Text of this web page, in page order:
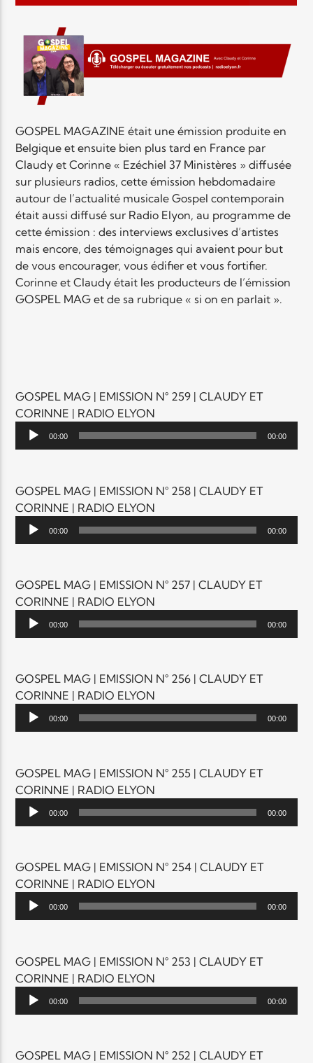
ARTISTE
Radio Elyon
Elyon Rhema
Elyon Hits
Elyon Kids
GOSPEL MAGAZINE était une émission produite en
Belgique et ensuite bien plus tard en France par
Claudy et Corinne « Ezéchiel 37 Ministères » diffusée
sur plusieurs radios, cette émission hebdomadaire
autour de l’actualité musicale Gospel contemporain
était aussi diffusé sur Radio Elyon, au programme de
cette émission : des interviews exclusives d’artistes
mais encore, des témoignages qui avaient pour but
de vous encourager, vous édifier et vous fortifier.
Corinne et Claudy était les producteurs de l’émission
GOSPEL MAG et de sa rubrique « si on en parlait ».
GOSPEL MAG | EMISSION N° 259 | CLAUDY ET
CORINNE | RADIO ELYON
Lecteur
audio
00:00 00:00
GOSPEL MAG | EMISSION N° 258 | CLAUDY ET
CORINNE | RADIO ELYON
Lecteur00:00 00:00
GOSPEL MAG | EMISSION N° 257 | CLAUDY ET
CORINNE | RADIO ELYON
Lecteur00:00 00:00
GOSPEL MAG | EMISSION N° 256 | CLAUDY ET
CORINNE | RADIO ELYON
Lecteur
audio
00:00 00:00
GOSPEL MAG | EMISSION N° 255 | CLAUDY ET
CORINNE | RADIO ELYON
Lecteur00:00 00:00
GOSPEL MAG | EMISSION N° 254 | CLAUDY ET
CORINNE | RADIO ELYON
Lecteur
audio
00:00 00:00
GOSPEL MAG | EMISSION N° 253 | CLAUDY ET
CORINNE | RADIO ELYON
Lecteur00:00 00:00
GOSPEL MAG | EMISSION N° 252 | CLAUDY ET